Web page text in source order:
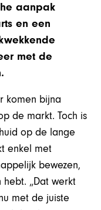
aanpak
en een
met de
komen bijna
de markt. Toch is
op de lange
enkel met
bewezen,
„Dat werkt
met de juiste